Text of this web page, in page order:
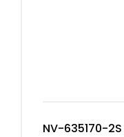
NV-635170-